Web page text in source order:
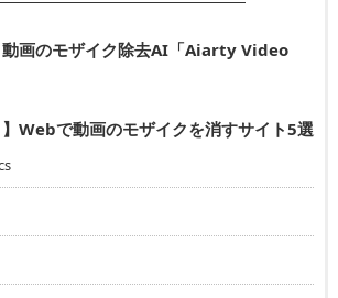
動画のモザイク除去AI「Aiarty Video
】Webで動画のモザイクを消すサイト5選